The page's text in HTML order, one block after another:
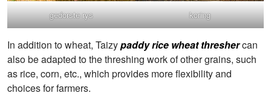
gedorste rys koring
In addition to wheat, Taizypaddy rice wheat threshercan
also be adapted to the threshing work of other grains, such
as rice, corn, etc., which provides more flexibility and
choices for farmers.